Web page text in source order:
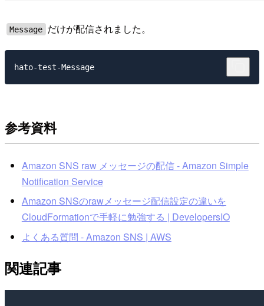
Message だけが配信されました。
参考資料
Amazon SNS raw メッセージの配信 - Amazon Simple
Notification Service
Amazon SNSのrawメッセージ配信設定の違いを
CloudFormationで手軽に勉強する | DevelopersIO
よくある質問 - Amazon SNS | AWS
関連記事